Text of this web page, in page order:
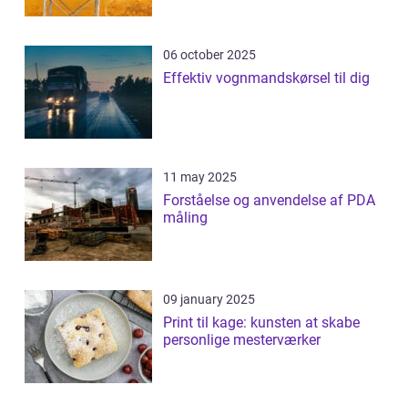
06 october 2025
Effektiv vognmandskørsel til dig
11 may 2025
Forståelse og anvendelse af PDA
måling
09 january 2025
Print til kage: kunsten at skabe
personlige mesterværker